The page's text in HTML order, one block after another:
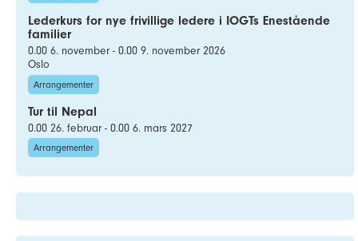
Lederkurs for nye frivillige ledere i IOGTs Enestående
familier
0.00 6. november - 0.00 9. november 2026
Oslo
Arrangementer
Tur til Nepal
0.00 26. februar - 0.00 6. mars 2027
Arrangementer